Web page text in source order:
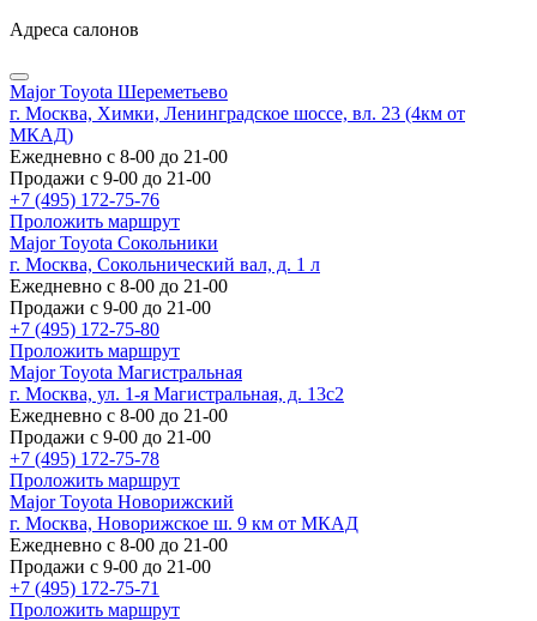
Адреса салонов
Major Toyota Шереметьево
г. Москва, Химки, Ленинградское шоссе, вл. 23 (4км от
МКАД)
Ежедневно с 8-00 до 21-00
Продажи с 9-00 до 21-00
+7 (495) 172-75-76
Проложить маршрут
Major Toyota Сокольники
г. Москва, Сокольнический вал, д. 1 л
Ежедневно с 8-00 до 21-00
Продажи с 9-00 до 21-00
+7 (495) 172-75-80
Проложить маршрут
Major Toyota Магистральная
г. Москва, ул. 1-я Магистральная, д. 13с2
Ежедневно с 8-00 до 21-00
Продажи с 9-00 до 21-00
+7 (495) 172-75-78
Проложить маршрут
Major Toyota Новорижский
г. Москва, Новорижское ш. 9 км от МКАД
Ежедневно с 8-00 до 21-00
Продажи с 9-00 до 21-00
+7 (495) 172-75-71
Проложить маршрут